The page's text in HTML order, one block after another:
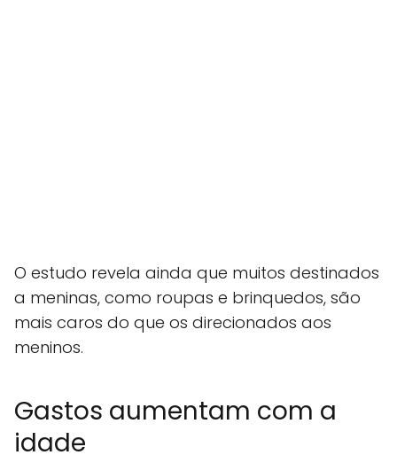
O estudo revela ainda que muitos destinados
a meninas, como roupas e brinquedos, são
mais caros do que os direcionados aos
meninos.
Gastos aumentam com a
idade